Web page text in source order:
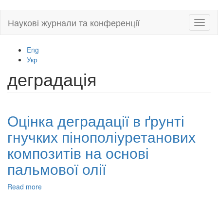
main
Наукові журнали та конференції
Eng
Укр
деградація
Оцінка деградації в ґрунті
гнучких пінополіуретанових
композитів на основі
пальмової олії
Read more